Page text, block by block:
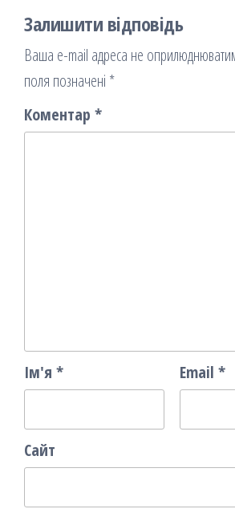
Залишити відповідь
Ваша e-mail адреса не
поля позначені *
Коментар *
Ім'я * Email *
Сайт